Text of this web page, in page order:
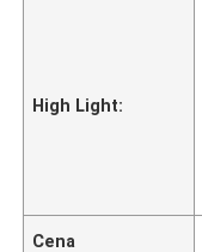
High Light:
Cena